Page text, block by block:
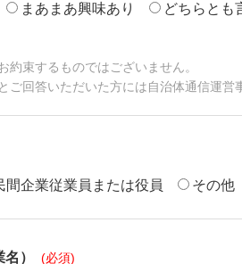
まあまあ興味あり どちらとも
束するものではございません。
回答いただいた方には自治体通信運営
間企業従業員または役員 その他
）